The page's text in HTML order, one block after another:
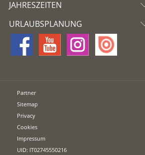
JAHRESZEITEN
URLAUBSPLANUNG
Partner
Sitemap
Privacy
Cookies
Impressum
UID: IT02745550216